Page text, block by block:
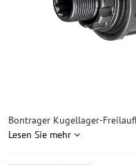
Bontrager Kugellager-
Lesen Sie mehr